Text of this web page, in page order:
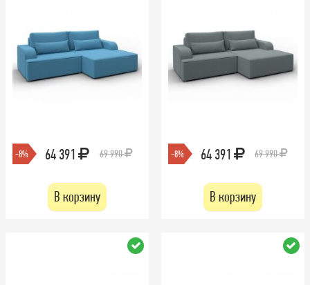
-8% 64 391 69 990
В корзину
-8% 64 391 69 990
В корзину